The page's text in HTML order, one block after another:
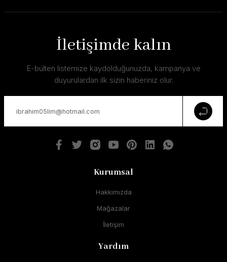
İletişimde kalın
E-bülten listemize kaydolduğunuzda, kampanya ve
duyurulardan ilk sizin haberiniz olur.
Kurumsal
Hakkımızda
Mağazalar
İletişim
Yardım